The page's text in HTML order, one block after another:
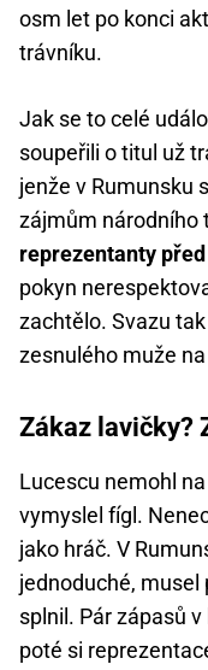
osm let po konci
trávníku.
Jak se to celé
soupeřili o titul už
jenže v Rumunsku
zájmům národního
reprezentanty
pokyn
zachtělo. Svazu
zesnulého muže
Zákaz lavičky?
Lucescu nemohl
vymyslel fígl.
jako hráč. V
jednoduché,
splnil. Pár zápasů
poté si